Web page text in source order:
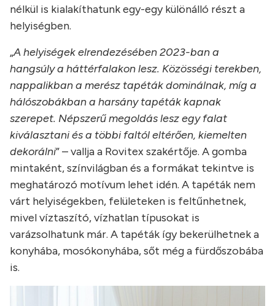
nélkül is kialakíthatunk egy-egy különálló részt a
helyiségben.
„A helyiségek elrendezésében 2023-ban a
hangsúly a háttérfalakon lesz. Közösségi terekben,
nappalikban a merész tapéták dominálnak, míg a
hálószobákban a harsány tapéták kapnak
szerepet. Népszerű megoldás lesz egy falat
kiválasztani és a többi faltól eltérően, kiemelten
dekorálni” – vallja a Rovitex szakértője. A gomba
mintaként, színvilágban és a formákat tekintve is
meghatározó motívum lehet idén. A tapéták nem
várt helyiségekben, felületeken is feltűnhetnek,
mivel víztaszító, vízhatlan típusokat is
varázsolhatunk már. A tapéták így bekerülhetnek a
konyhába, mosókonyhába, sőt még a fürdőszobába
is.